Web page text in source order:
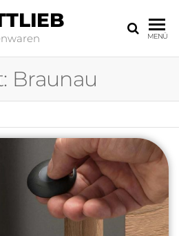
MENÜ
Braunau